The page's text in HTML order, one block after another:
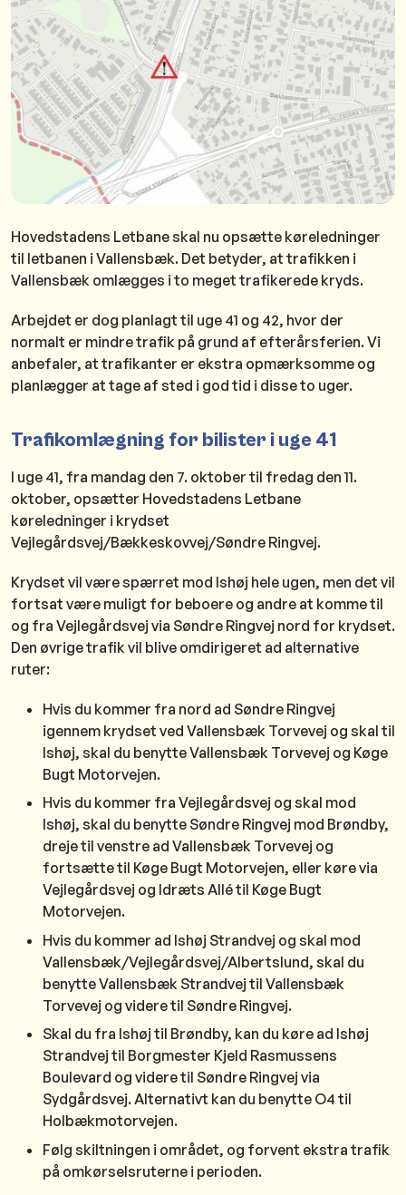
Hovedstadens Letbane skal nu opsætte køreledninger
til letbanen i Vallensbæk. Det betyder, at trafikken i
Vallensbæk omlægges i to meget trafikerede kryds.
Arbejdet er dog planlagt til uge 41 og 42, hvor der
normalt er mindre trafik på grund af efterårsferien. Vi
anbefaler, at trafikanter er ekstra opmærksomme og
planlægger at tage af sted i god tid i disse to uger.
Trafikomlægning for bilister i uge 41
I uge 41, fra mandag den 7. oktober til fredag den 11.
oktober, opsætter Hovedstadens Letbane
køreledninger i krydset
Vejlegårdsvej/Bækkeskovvej/Søndre Ringvej.
Krydset vil være spærret mod Ishøj hele ugen, men det vil
fortsat være muligt for beboere og andre at komme til
og fra Vejlegårdsvej via Søndre Ringvej nord for krydset.
Den øvrige trafik vil blive omdirigeret ad alternative
ruter:
Hvis du kommer fra nord ad Søndre Ringvej
igennem krydset ved Vallensbæk Torvevej og skal til
Ishøj, skal du benytte Vallensbæk Torvevej og Køge
Bugt Motorvejen.
Hvis du kommer fra Vejlegårdsvej og skal mod
Ishøj, skal du benytte Søndre Ringvej mod Brøndby,
dreje til venstre ad Vallensbæk Torvevej og
fortsætte til Køge Bugt Motorvejen, eller køre via
Vejlegårdsvej og Idræts Allé til Køge Bugt
Motorvejen.
Hvis du kommer ad Ishøj Strandvej og skal mod
Vallensbæk/Vejlegårdsvej/Albertslund, skal du
benytte Vallensbæk Strandvej til Vallensbæk
Torvevej og videre til Søndre Ringvej.
Skal du fra Ishøj til Brøndby, kan du køre ad Ishøj
Strandvej til Borgmester Kjeld Rasmussens
Boulevard og videre til Søndre Ringvej via
Sydgårdsvej. Alternativt kan du benytte O4 til
Holbækmotorvejen.
Følg skiltningen i området, og forvent ekstra trafik
på omkørselsruterne i perioden.